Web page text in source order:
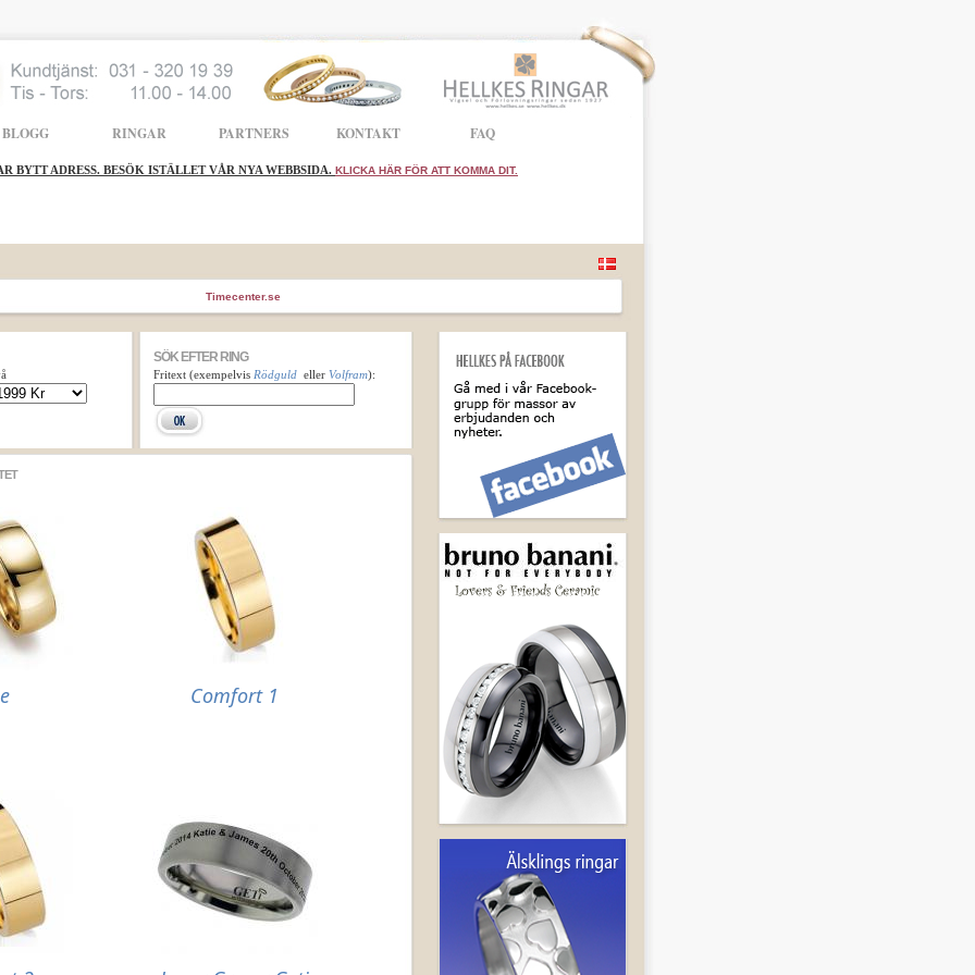
BLOGG RINGAR PARTNERS KONTAKT FAQ
BYTT ADRESS. BESÖK ISTÄLLET VÅR NYA WEBBSIDA. KLICKA HÄR FÖR ATT KOMMA DIT.
Timecenter.se
SÖK EFTER RING
Fritext (exempelvis Rödguldeller Volfram):
Comfort 1